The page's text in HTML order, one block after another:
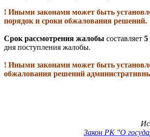
! Иными законами может быть
порядок и сроки обжалования решений.
Срок рассмотрения жалобы составляет 5
дня поступления жалобы.
! Иными законами может быть
обжалования решений
Закон РК "О